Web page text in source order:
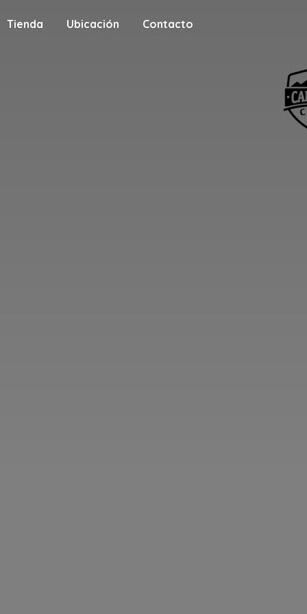
Tienda Ubicación Contacto